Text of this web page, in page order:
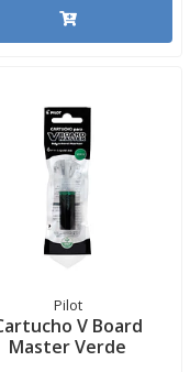
Pilot
V Board
Master Verde